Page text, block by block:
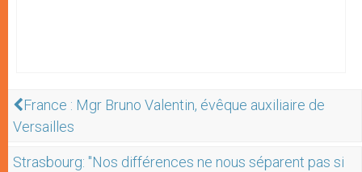
France : Mgr Bruno Valentin, évêque auxiliaire de
Versailles
Strasbourg: "Nos différences ne nous séparent pas si